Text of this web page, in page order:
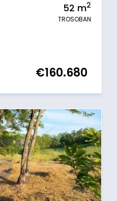
52 m2
TROSOBAN
€160.680